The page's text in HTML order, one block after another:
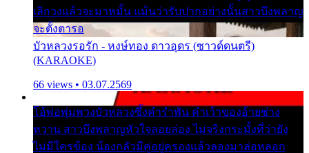
เลิกวงแล้วจะมาหมั้น แม้นว่ารับปากอย่างนั้นสาวบึงพลาญ
จะตั้งตารอ
บัวหลวงรอรัก - หงษ์ทอง ดาวอุดร (ซาวด์ดนตรี)
(KARAOKE)
66 views • 03.07.2569
โอ้พ่อพุ่มพวงบัวหลวงซึ้งคำรำพัน คำเว้าของอ้ายช่าง
หวาน สาวบึงพลาญหัวใจลอยล่อง ไม่จริงกระมั้งที่ว่ายัง
ไม่มีใครข้อง น้องกลัวมีคู่อยู่ครองแล้วลองมาล่อหลอก